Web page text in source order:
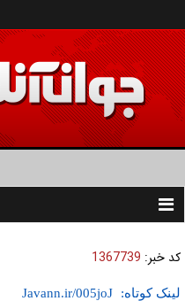
Toggle
کد خبر: 1367739
لینک کوتاه: